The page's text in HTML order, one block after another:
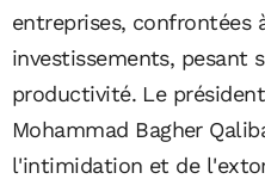
entreprises, confrontées
investissements, pesant
productivité. Le
Mohammad Bagher
l'intimidation et de